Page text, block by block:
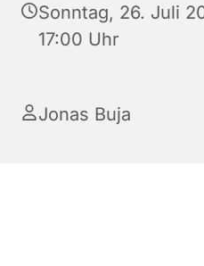
Sonntag, 26. Juli
17:00 Uhr
Jonas Buja